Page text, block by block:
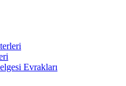
Evrakları